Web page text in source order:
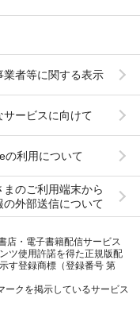
業者等に関する表示
サービスに向けて
の利用について
まのご利用端末から
の外部送信について
店・電子書籍配信サービス
ツ使用許諾を得た正規版配
す登録商標（登録番号 第
ークを掲示しているサービス